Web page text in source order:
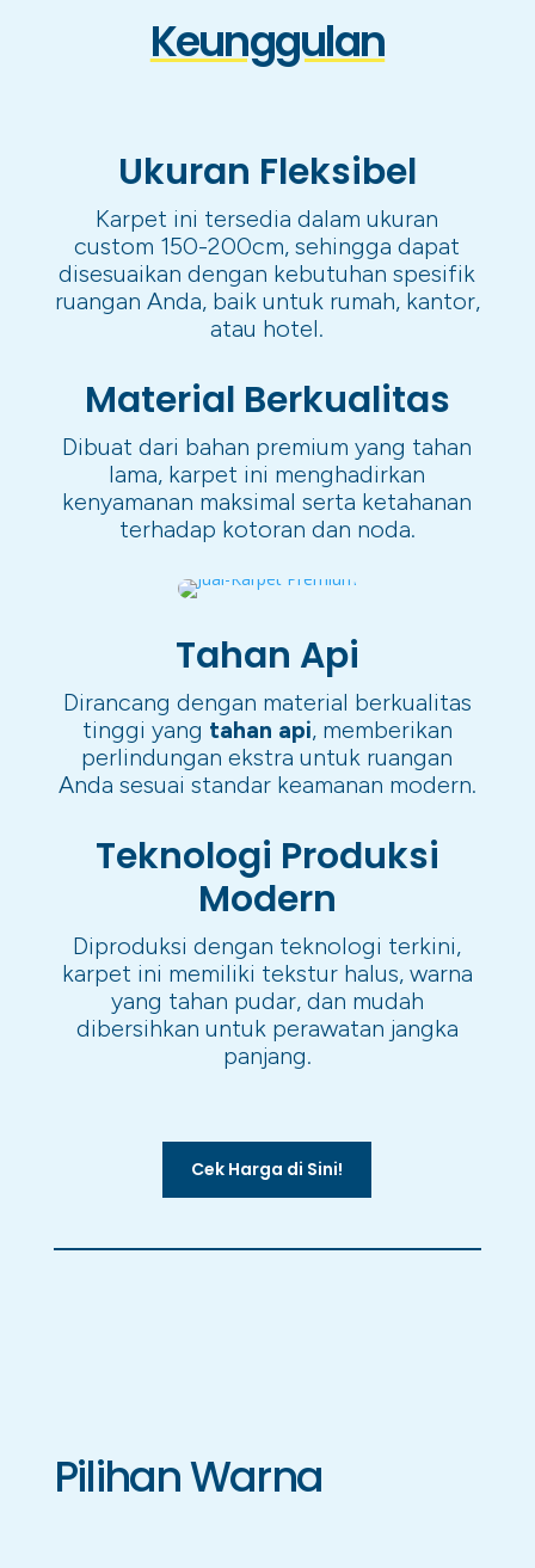
Keunggulan
Ukuran Fleksibel
Karpet ini tersedia dalam ukuran
custom 150-200cm, sehingga dapat
disesuaikan dengan kebutuhan spesifik
ruangan Anda, baik untuk rumah, kantor,
atau hotel.
Material Berkualitas
Dibuat dari bahan premium yang tahan
lama, karpet ini menghadirkan
kenyamanan maksimal serta ketahanan
terhadap kotoran dan noda.
Tahan Api
Dirancang dengan material berkualitas
tinggi yang tahan api, memberikan
perlindungan ekstra untuk ruangan
Anda sesuai standar keamanan modern.
Teknologi Produksi
Modern
Diproduksi dengan teknologi terkini,
karpet ini memiliki tekstur halus, warna
yang tahan pudar, dan mudah
dibersihkan untuk perawatan jangka
panjang.
Cek Harga di Sini!
Pilihan Warna